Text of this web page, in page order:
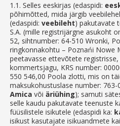
1.1. Selles eeskirjas (edaspidi:
põhimõtted, mida järgib
(edaspidi: veebileht) pakutavate
S.A. (mille registrijärgne asukoht
52, sihtnumber: 64-510 Wronki,
ringkonnakohtu – Poznańi Nowe
peetavasse ettevõtete
kommertsjagu, KRS number:
550 546,00 Poola zlotti, mis on
maksukohustuslase number: 763-
Amica või äriühing); samuti
selle kaudu pakutavate teenuste
füüsilistele isikutele (edaspidi ka:
isikust kasutajate isikuandmete